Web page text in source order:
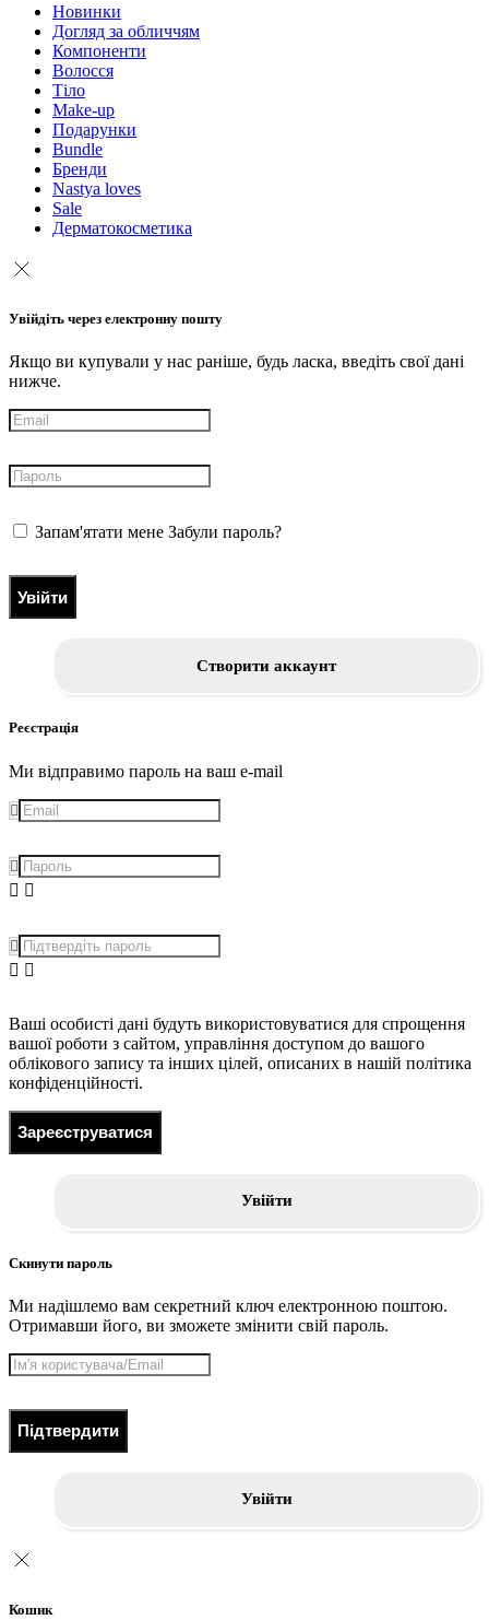
Новинки
Догляд за обличчям
Компоненти
Волосся
Тіло
Make-up
Подарунки
Bundle
Бренди
Nastya loves
Sale
Дерматокосметика
Увійдіть через електронну пошту
Якщо ви купували у нас раніше, будь ласка, введіть свої дані
нижче.
Запам'ятати мене Забули пароль?
Увійти
Створити аккаунт
Реєстрація
Ми відправимо пароль на ваш e-mail
Ваші особисті дані будуть використовуватися для спрощення
вашої роботи з сайтом, управління доступом до вашого
облікового запису та інших цілей, описаних в нашій політика
конфіденційності.
Зареєструватися
Увійти
Скинути пароль
Ми надішлемо вам секретний ключ електронною поштою.
Отримавши його, ви зможете змінити свій пароль.
Підтвердити
Увійти
Кошик